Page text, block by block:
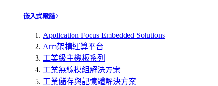
嵌入式電腦
Application Focus Embedded Solutions
Arm架構運算平台
工業級主機板系列
工業無線模組解決方案
工業儲存與記憶體解決方案